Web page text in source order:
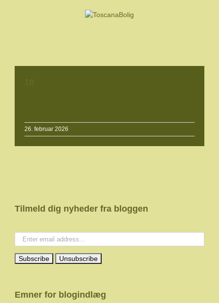
26. februar 2026
Tilmeld dig nyheder fra bloggen
Emner for blogindlæg